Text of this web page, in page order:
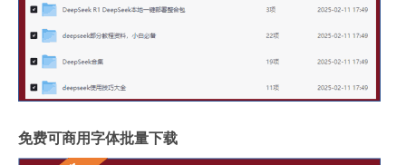
免费可商用字体批量下载